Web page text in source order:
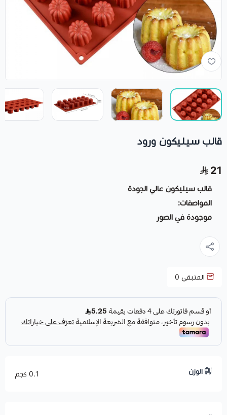
قالب سيليكون ورود
21
قالب سيليكون عالي الجودة
المواصفات:
موجودة في الصور
المتبقي 0
الوزن 0.1 كجم